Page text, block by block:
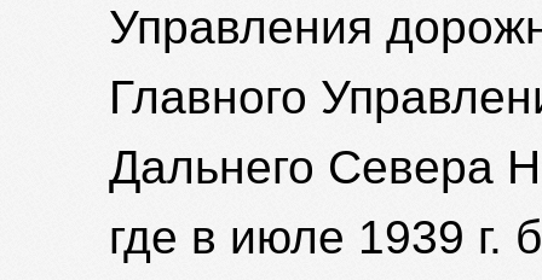
Управления
Главного
Дальнего Севера
где в июле 1939 г.